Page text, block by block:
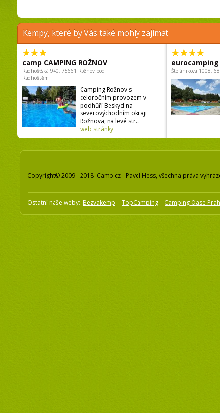
Kempy, které by Vás také mohly zajímat
camp CAMPING ROŽNOV
Radhošťská 940, 75661 Rožnov pod
Radhoštěm
Camping Rožnov s
celoročním provozem v
podhůří Beskyd na
severovýchodním okraji
Rožnova, na levé str...
web stránky
Štefánikova 1008,
Copyright© 2009 - 2018 Camp.cz - Pavel Hess, všechna práva
Ostatní naše weby: Bezvakemp TopCamping Camping Oase